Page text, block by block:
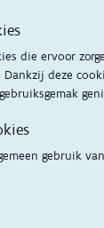
die ervoor
deze
gebruik
Mijn